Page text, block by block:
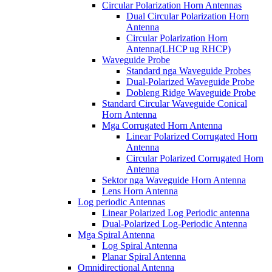
Circular Polarization Horn Antennas
Dual Circular Polarization Horn
Antenna
Circular Polarization Horn
Antenna(LHCP ug RHCP)
Waveguide Probe
Standard nga Waveguide Probes
Dual-Polarized Waveguide Probe
Dobleng Ridge Waveguide Probe
Standard Circular Waveguide Conical
Horn Antenna
Mga Corrugated Horn Antenna
Linear Polarized Corrugated Horn
Antenna
Circular Polarized Corrugated Horn
Antenna
Sektor nga Waveguide Horn Antenna
Lens Horn Antenna
Log periodic Antennas
Linear Polarized Log Periodic antenna
Dual-Polarized Log-Periodic Antenna
Mga Spiral Antenna
Log Spiral Antenna
Planar Spiral Antenna
Omnidirectional Antenna